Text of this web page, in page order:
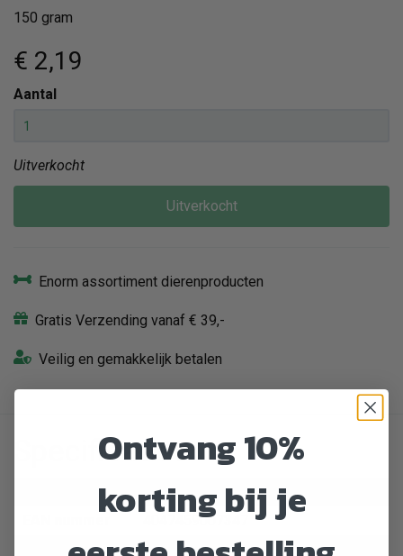
150 gram
€ 2,19
Aantal
Uitverkocht
Uitverkocht
Enorm assortiment dierenproducten
Gratis Verzending vanaf € 39,-
Veilig en gemakkelijk betalen
Specificaties
Artikelnummer
531245
4047459007347
Hond
Ontvang 10%
korting bij je